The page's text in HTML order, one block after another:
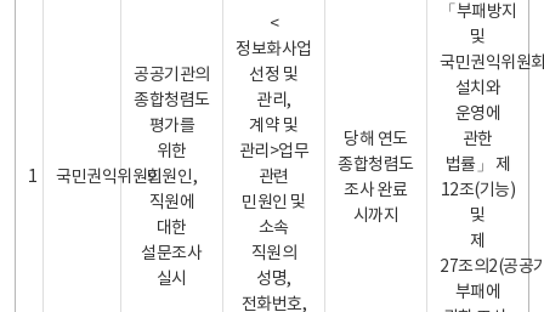
1 국민권익위원회
공공기관의
종합청렴도
평가를
위한
민원인,
직원에
대한
설문조사
실시
<
정보화사업
선정 및
관리,
계약 및
관리>업무
관련
민원인 및
소속
직원의
성명,
전화번호,
당해 연도
종합청렴도
조사 완료
시까지
「부패방지
및
국민권익위원
설치와
운영에
관한
법률」 제
12조(기능)
및
제
27조의2(공공
부패에